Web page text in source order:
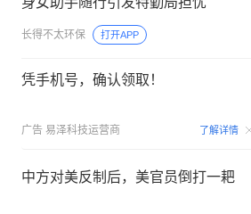
长得不太环保 打开APP
凭手机号，确认领取！
广告 易泽科技运营商 了解详情
中方对美反制后，美官员倒打一耙